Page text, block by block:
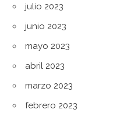
julio 2023
junio 2023
mayo 2023
abril 2023
marzo 2023
febrero 2023